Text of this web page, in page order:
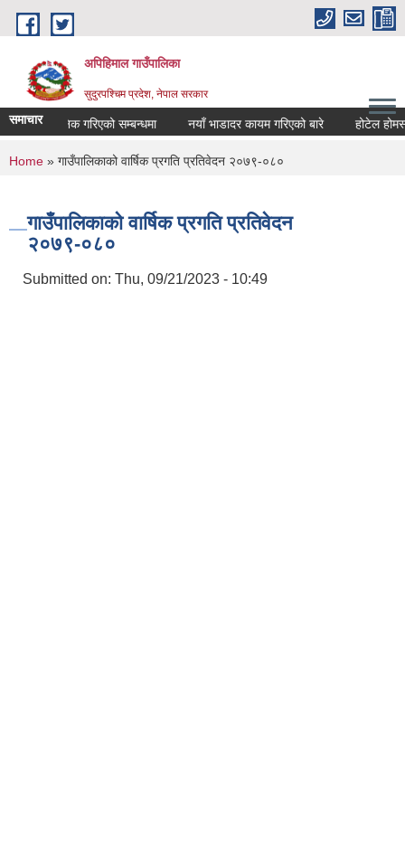
Skip to main content
अपिहिमाल गाउँपालिका
सुदुरपश्चिम प्रदेश, नेपाल सरकार
समाचार
सार्वजनिक गरिएको सम्बन्धमा नयाँ भाडादर कायम गरिएको बारे होटेल
You are here
Home » गाउँपालिकाको वार्षिक प्रगति प्रतिवेदन २०७९-०८०
गाउँपालिकाको वार्षिक प्रगति प्रतिवेदन
२०७९-०८०
Submitted on: Thu, 09/21/2023 - 10:49